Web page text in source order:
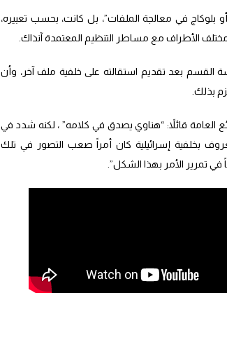
بلوكاج في معالجة الملفات”، بل كانت، بحسب تعبيره،
الأطراف مع مساطر التنظيم المعتمدة آنذاك.
القسم بعد تقديم استقالته على خلفية ملف آخر، وأن
بذلك.
العامة قائلاً: “هناوي يصدق في كلامه” ، لكنه شدد في
بخلفية إسرائيلية كان أمراً صعب التصور في تلك
في تمرير الأمر بهذا الشكل”.